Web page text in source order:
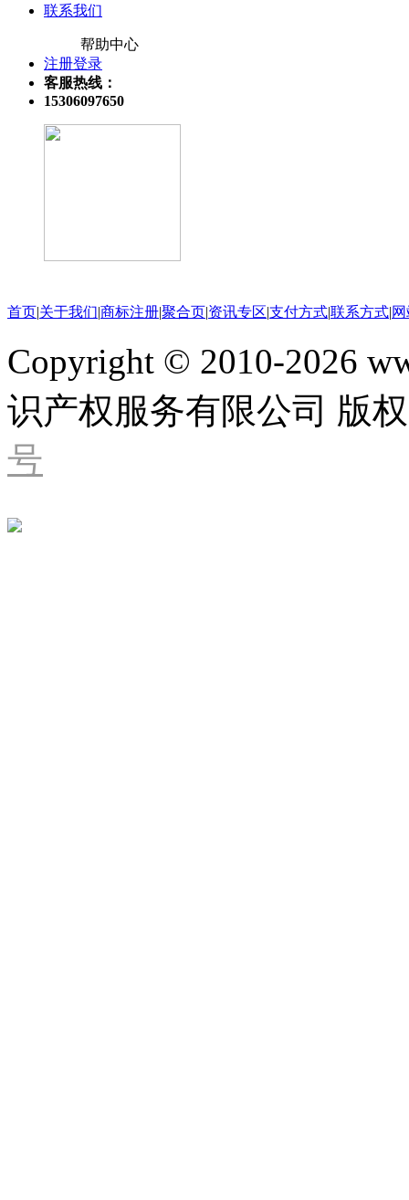
联系我们
帮助中心
注册登录
客服热线：
15306097650
首页|关于我们|商标注册|聚合页|资讯专区|支付方式|联系方式|
Copyright © 2010-2026
识产权服务有限公司 版
号